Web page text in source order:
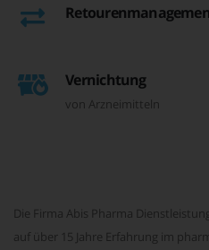
Vernichtung
von Arzneimitteln
Die Firma Abis Pharma
auf über 15 Jahre Erfahrung im